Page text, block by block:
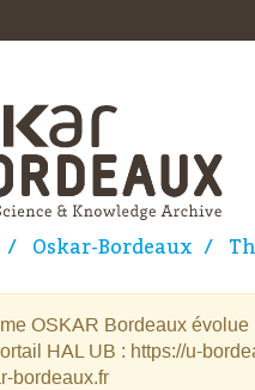
Oskar-Bordeaux
OSKAR Bordeaux
HAL UB : https://u-
bordeaux.fr